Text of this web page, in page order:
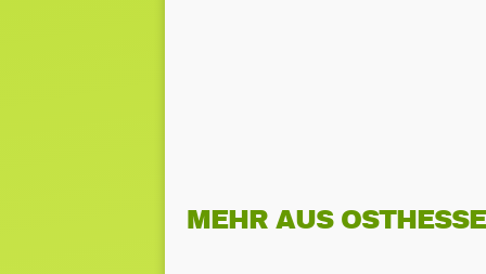
MEHR AUS